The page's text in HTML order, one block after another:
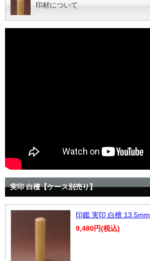
印材について
実印 白檀【ケース別売り】
印鑑 実印 白檀 13.5mm
9,480円(税込)